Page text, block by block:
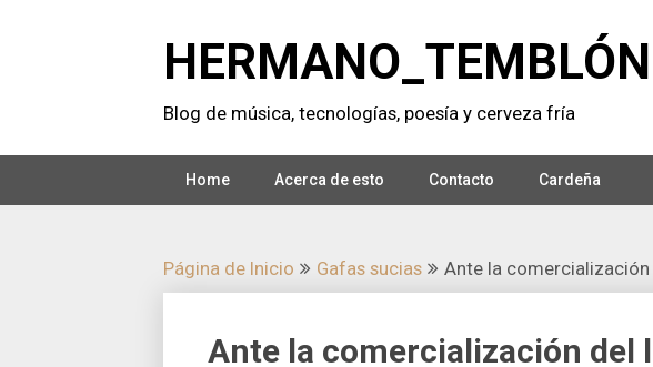
HERMANO_TEMBLÓN
Blog de música, tecnologí­as, poesí­a y cerveza frí­a
Home Acerca de esto Contacto Cardeña
Página de Inicio Gafas sucias Ante la
Ante la comercialización del